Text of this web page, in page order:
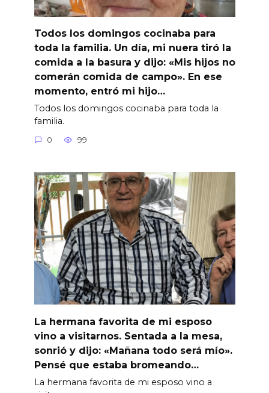
Todos los domingos cocinaba para
toda la familia. Un día, mi nuera tiró la
comida a la basura y dijo: «Mis hijos no
comerán comida de campo». En ese
momento, entró mi hijo…
Todos los domingos cocinaba para toda la
familia.
0 99
La hermana favorita de mi esposo
vino a visitarnos. Sentada a la mesa,
sonrió y dijo: «Mañana todo será mío».
Pensé que estaba bromeando…
La hermana favorita de mi esposo vino a